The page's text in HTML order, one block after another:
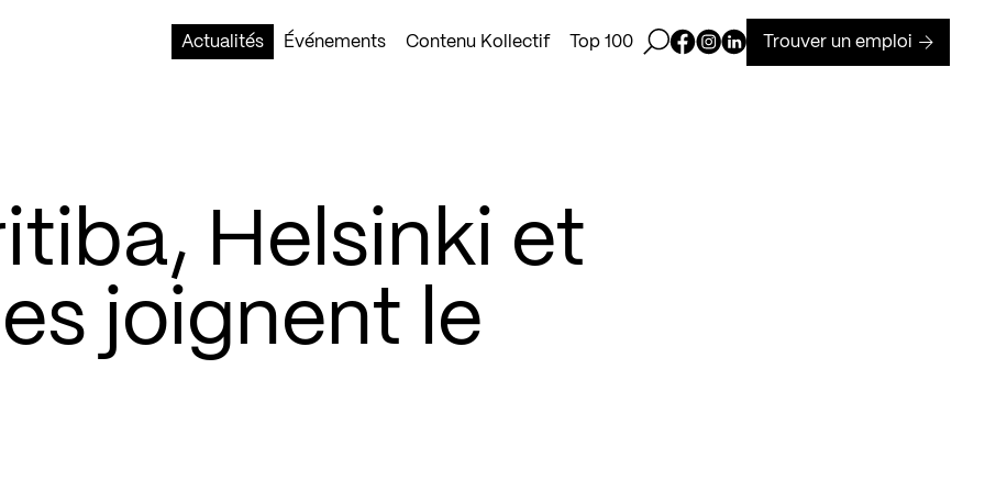
Actualités
Événements Contenu Kollectif Top 100 Ouvrir la barre de recherche
Page Facebook de Kollectif
Page Instagram de Kollectif
Page Linkedin de Kollectif
Trouver un emploi
Helsinki et
joignent le